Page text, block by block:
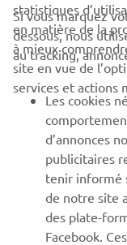
CORPORATE
BUSINESS
PLUS DE
SOUTIEN
BULLETIN
statistiques
en matière de la
à mieux
site en vue de
services et actions
Si vous marquez
dessous, nous
au tracking,
Les cookies
d’annonces
publicitaires
tenir informé
de notre site
des plate-
Facebook.